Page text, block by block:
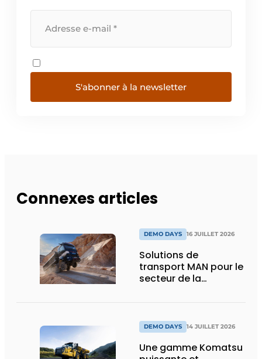
S'abonner à la newsletter
Connexes articles
DEMO DAYS 16 JUILLET 2026
Solutions de
transport MAN pour le
secteur de la
DEMO DAYS 14 JUILLET 2026
Une gamme Komatsu